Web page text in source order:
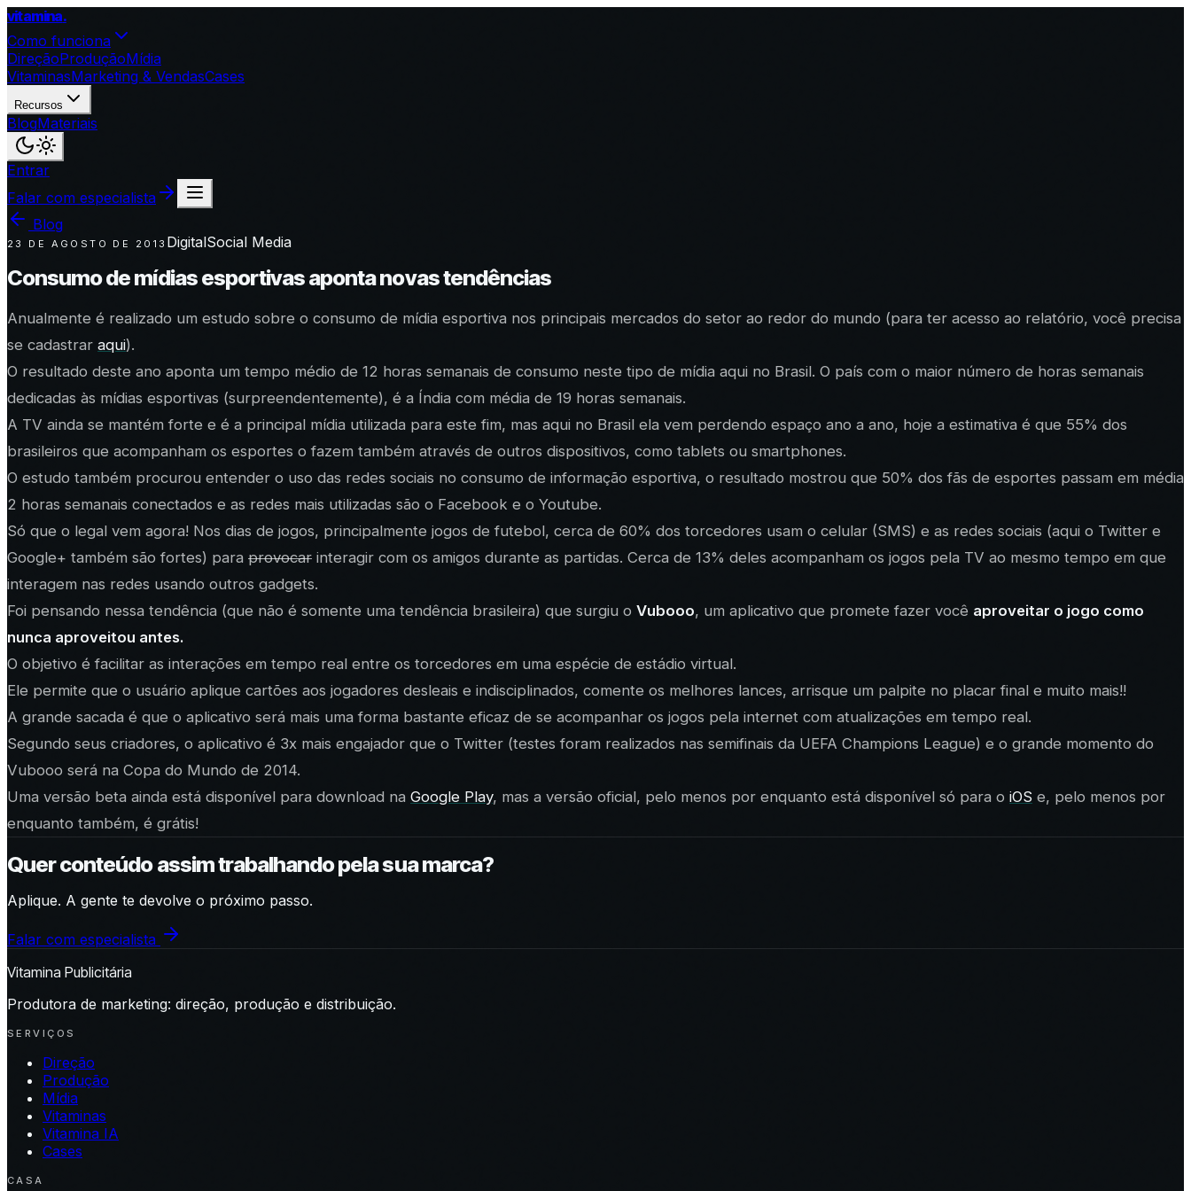
vitamina.
Como funciona
DireçãoProduçãoMídia
VitaminasMarketing & VendasCases
Recursos
BlogMateriais
Entrar
Falar com especialista
Blog
23 DE AGOSTO DE 2013 DigitalSocial Media
Consumo de mídias esportivas aponta novas tendências
Anualmente é realizado um estudo sobre o consumo de mídia esportiva nos principais mercados do setor ao redor do mundo (para ter acesso ao relatório, você precisa
se cadastrar aqui).
O resultado deste ano aponta um tempo médio de 12 horas semanais de consumo neste tipo de mídia aqui no Brasil. O país com o maior número de horas semanais
dedicadas às mídias esportivas (surpreendentemente), é a Índia com média de 19 horas semanais.
A TV ainda se mantém forte e é a principal mídia utilizada para este fim, mas aqui no Brasil ela vem perdendo espaço ano a ano, hoje a estimativa é que 55% dos
brasileiros que acompanham os esportes o fazem também através de outros dispositivos, como tablets ou smartphones.
O estudo também procurou entender o uso das redes sociais no consumo de informação esportiva, o resultado mostrou que 50% dos fãs de esportes passam em média
2 horas semanais conectados e as redes mais utilizadas são o Facebook e o Youtube.
Só que o legal vem agora! Nos dias de jogos, principalmente jogos de futebol, cerca de 60% dos torcedores usam o celular (SMS) e as redes sociais (aqui o Twitter e
Google+ também são fortes) para provocar interagir com os amigos durante as partidas. Cerca de 13% deles acompanham os jogos pela TV ao mesmo tempo em que
interagem nas redes usando outros gadgets.
Foi pensando nessa tendência (que não é somente uma tendência brasileira) que surgiu o Vubooo, um aplicativo que promete fazer você aproveitar o jogo como
nunca aproveitou antes.
O objetivo é facilitar as interações em tempo real entre os torcedores em uma espécie de estádio virtual.
Ele permite que o usuário aplique cartões aos jogadores desleais e indisciplinados, comente os melhores lances, arrisque um palpite no placar final e muito mais!!
A grande sacada é que o aplicativo será mais uma forma bastante eficaz de se acompanhar os jogos pela internet com atualizações em tempo real.
Segundo seus criadores, o aplicativo é 3x mais engajador que o Twitter (testes foram realizados nas semifinais da UEFA Champions League) e o grande momento do
Vubooo será na Copa do Mundo de 2014.
Uma versão beta ainda está disponível para download na Google Play, mas a versão oficial, pelo menos por enquanto está disponível só para o iOS e, pelo menos por
enquanto também, é grátis!
Quer conteúdo assim trabalhando pela sua marca?
Aplique. A gente te devolve o próximo passo.
Falar com especialista
Vitamina Publicitária
Produtora de marketing: direção, produção e distribuição.
SERVIÇOS
Direção
Produção
Mídia
Vitaminas
Vitamina IA
Cases
CASA